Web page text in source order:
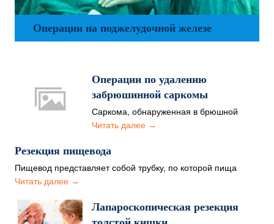
Операции на поджелудочной железе
Операции по удалению
забрюшинной саркомы
Саркома, обнаруженная в брюшной
полости (забрюшинная саркома) -
новообразования, которое образовалось
Читать далее →
Резекция пищевода
Пищевод представляет собой трубку, по которой пища
продвигается после пережёвывания во рту прямо в
Читать далее →
Лапароскопическая резекция